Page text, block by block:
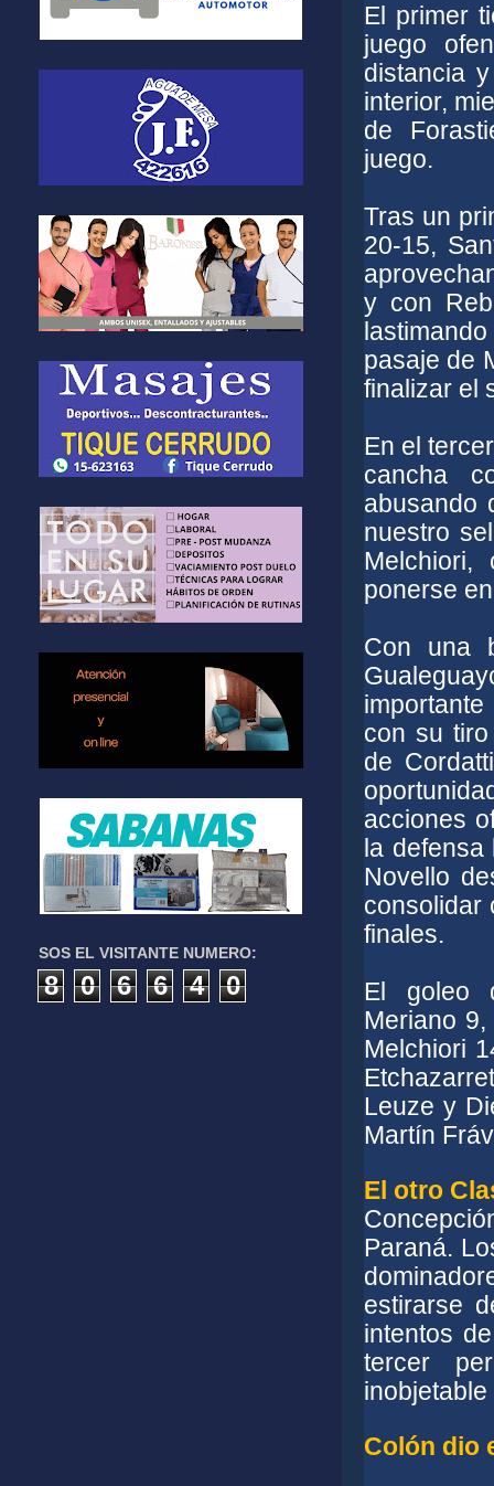
El primer
juego
distancia
interior,
de
juego.
Tras un
20-15,
y con
pasaje de
finalizar el
En el
cancha
abusando
nuestro
ponerse
Con una
con su
de
acciones
la defensa
Novello
consolidar
finales.
El goleo
Meriano
Melchiori
Leuze y
Martín
El otro
Paraná.
estirarse
intentos
tercer
Colón dio
SOS EL VISITANTE NUMERO:
8 0 6 6 4 0